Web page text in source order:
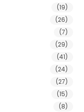
(19)
(26)
(7)
(29)
(41)
(24)
(27)
(15)
(8)